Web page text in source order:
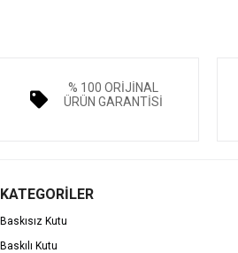
% 100 ORİJİNAL
ÜRÜN GARANTİSİ
KATEGORİLER
Baskısız Kutu
Baskılı Kutu